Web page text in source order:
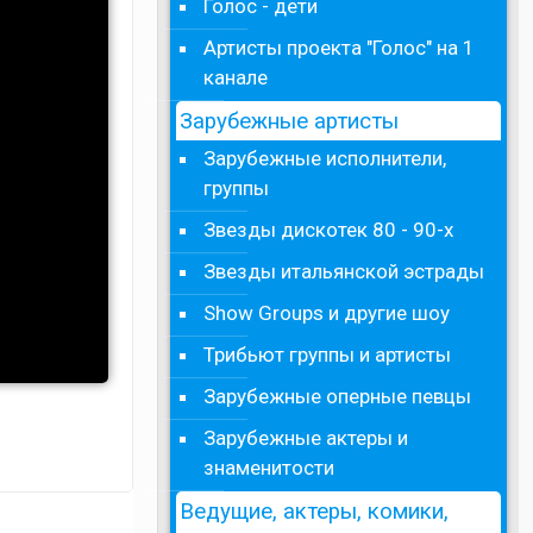
Голос - дети
Артисты проекта "Голос" на 1
канале
Зарубежные артисты
Зарубежные исполнители,
группы
Звезды дискотек 80 - 90-х
Звезды итальянской эстрады
Show Groups и другие шоу
Трибьют группы и артисты
Зарубежные оперные певцы
Зарубежные актеры и
знаменитости
Ведущие, актеры, комики,